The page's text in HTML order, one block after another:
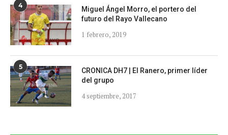
4
Miguel Ángel Morro, el portero del
futuro del Rayo Vallecano
1 febrero, 2019
5
CRONICA DH7 | El Ranero, primer líder
del grupo
4 septiembre, 2017